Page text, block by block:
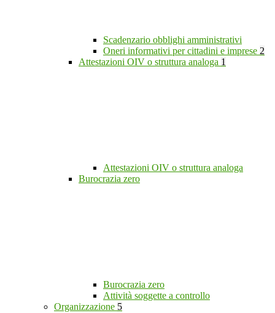
Scadenzario obblighi amministrativi
Oneri informativi per cittadini e imprese 2
Attestazioni OIV o struttura analoga 1
Attestazioni OIV o struttura analoga
Burocrazia zero
Burocrazia zero
Attività soggette a controllo
Organizzazione 5